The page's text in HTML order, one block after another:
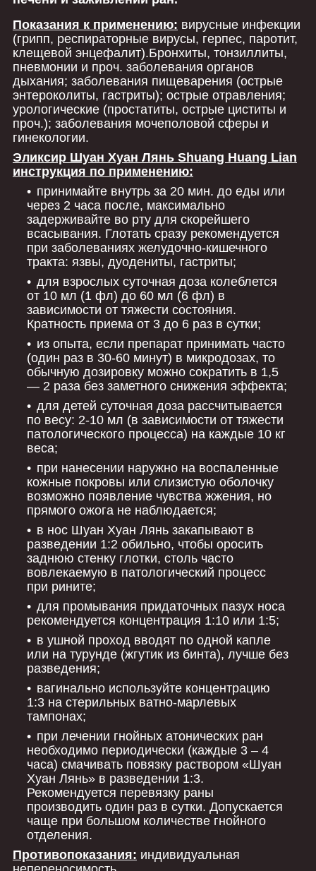
Показания к применению: вирусные инфекции
(грипп, респираторные вирусы, герпес, паротит,
клещевой энцефалит).Бронхиты, тонзиллиты,
пневмонии и проч. заболевания органов
дыхания; заболевания пищеварения (острые
энтероколиты, гастриты); острые отравления;
урологические (простатиты, острые циститы и
проч.); заболевания мочеполовой сферы и
гинекологии.
Эликсир Шуан Хуан Лянь Shuang Huang Lian
инструкция по применению:
принимайте внутрь за 20 мин. до еды или
через 2 часа после, максимально
задерживайте во рту для скорейшего
всасывания. Глотать сразу рекомендуется
при заболеваниях желудочно-кишечного
тракта: язвы, дуодениты, гастриты;
для взрослых суточная доза колеблется
от 10 мл (1 фл) до 60 мл (6 фл) в
зависимости от тяжести состояния.
Кратность приема от 3 до 6 раз в сутки;
из опыта, если препарат принимать часто
(один раз в 30-60 минут) в микродозах, то
обычную дозировку можно сократить в 1,5
― 2 раза без заметного снижения эффекта;
для детей суточная доза рассчитывается
по весу: 2-10 мл (в зависимости от тяжести
патологического процесса) на каждые 10 кг
веса;
при нанесении наружно на воспаленные
кожные покровы или слизистую оболочку
возможно появление чувства жжения, но
прямого ожога не наблюдается;
в нос Шуан Хуан Лянь закапывают в
разведении 1:2 обильно, чтобы оросить
заднюю стенку глотки, столь часто
вовлекаемую в патологический процесс
при рините;
для промывания придаточных пазух носа
рекомендуется концентрация 1:10 или 1:5;
в ушной проход вводят по одной капле
или на турунде (жгутик из бинта), лучше без
разведения;
вагинально используйте концентрацию
1:3 на стерильных ватно-марлевых
тампонах;
при лечении гнойных атонических ран
необходимо периодически (каждые 3 – 4
часа) смачивать повязку раствором «Шуан
Хуан Лянь» в разведении 1:3.
Рекомендуется перевязку раны
производить один раз в сутки. Допускается
чаще при большом количестве гнойного
отделения.
Противопоказания: индивидуальная